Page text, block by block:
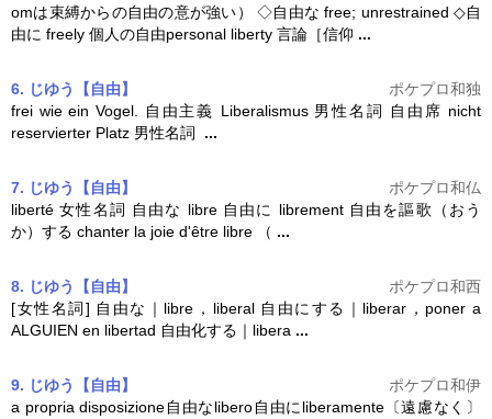
omは束縛からの自由の意が強い） ◇自由な free; unrestrained ◇自
由に freely 個人の自由personal liberty 言論［信仰 ...
6. じゆう【自由】
ポケプロ和独
frei wie ein Vogel.
自由主義 Liberalismus 男性名詞 自由 席 nicht
reservierter Platz 男性名詞 ...
7. じゆう【自由】
ポケプロ和仏
liberté 女性名詞 自由な libre 自由に librement 自由を謳歌（おう
か）する chanter la joie d'être libre （ ...
8. じゆう【自由】
ポケプロ和西
[女性名詞] 自由な｜libre，liberal 自由にする｜liberar，poner a
ALGUIEN en libertad 自由化する｜libera ...
9. じゆう【自由】
ポケプロ和伊
a propria disposizione自由なlibero自由にliberamente〔遠慮なく〕